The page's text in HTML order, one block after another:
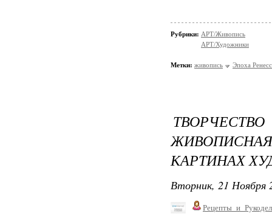
Рубрики: АРТ/Живопись
АРТ/Художники
Метки: живопись Эпоха
КАРТИНАХ
Вторник, 21 Ноября